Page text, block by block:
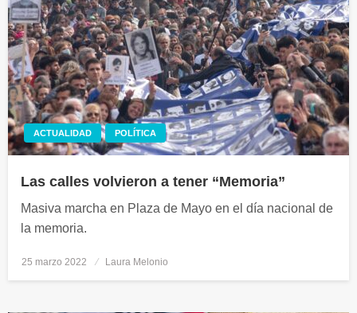
ACTUALIDAD POLÍTICA
Las calles volvieron a tener “Memoria”
Masiva marcha en Plaza de Mayo en el día nacional de
la memoria.
Publicado
25 marzo 2022 Laura Melonio